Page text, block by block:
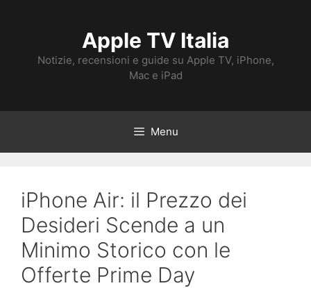
Apple TV Italia
Notizie, recensioni e guide su Apple TV, iPhone,
Mac e iPad
Menu
iPhone Air: il Prezzo dei
Desideri Scende a un
Minimo Storico con le
Offerte Prime Day